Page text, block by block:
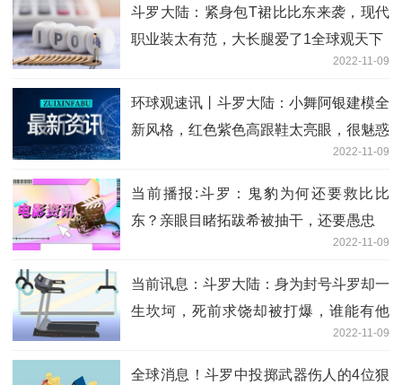
斗罗大陆：紧身包T裙比比东来袭，现代
职业装太有范，大长腿爱了1全球观天下
2022-11-09
环球观速讯丨斗罗大陆：小舞阿银建模全
新风格，红色紫色高跟鞋太亮眼，很魅惑
2022-11-09
当前播报:斗罗：鬼豹为何还要救比比
东？亲眼目睹拓跋希被抽干，还要愚忠
2022-11-09
当前讯息：斗罗大陆：身为封号斗罗却一
生坎坷，死前求饶却被打爆，谁能有他
2022-11-09
全球消息！斗罗中投掷武器伤人的4位狠